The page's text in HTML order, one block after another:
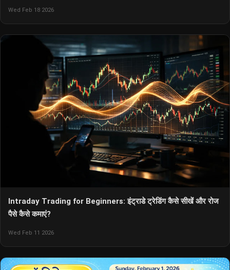
Wed Feb 18 2026
Intraday Trading for Beginners: इंट्राडे ट्रेडिंग कैसे सीखें और रोज
पैसे कैसे कमाएं?
Wed Feb 11 2026